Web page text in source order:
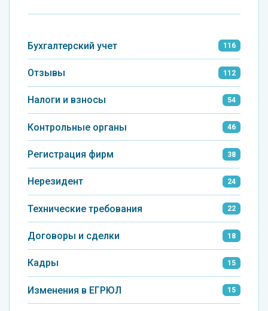
Бухгалтерский учет 116
Отзывы 112
Налоги и взносы 54
Контрольные органы 46
Регистрация фирм 38
Нерезидент 24
Технические требования 22
Договоры и сделки 18
Кадры 15
Изменения в ЕГРЮЛ 15